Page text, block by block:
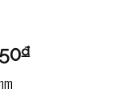
₫